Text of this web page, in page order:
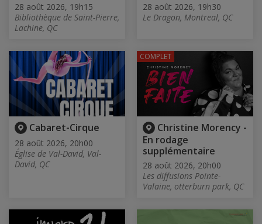
28 août 2026, 19h15
Bibliothèque de Saint-Pierre,
Lachine, QC
28 août 2026, 19h30
Le Dragon, Montreal, QC
Cabaret-Cirque
28 août 2026, 20h00
Église de Val-David, Val-
David, QC
Christine Morency -
En rodage
supplémentaire
28 août 2026, 20h00
Les diffusions Pointe-
Valaine, otterburn park, QC
COMPLET